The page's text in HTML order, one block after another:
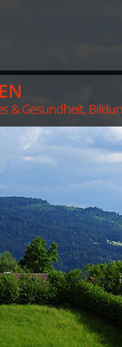
& Gesundheit,